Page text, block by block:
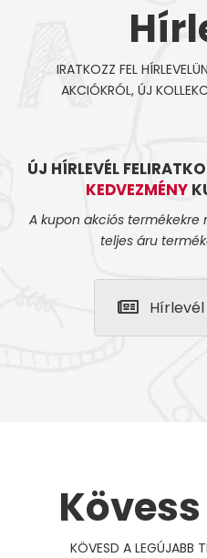
IRATKOZZ FEL
AKCIÓKRÓL, ÚJ
ÚJ HÍRLEVÉL
KEDVEZMÉNY
A kupon akciós termékekre
teljes áru
KÖVESD A LEGÚJABB